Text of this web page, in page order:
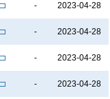
- 2023-04-28
- 2023-04-28
- 2023-04-28
- 2023-04-28